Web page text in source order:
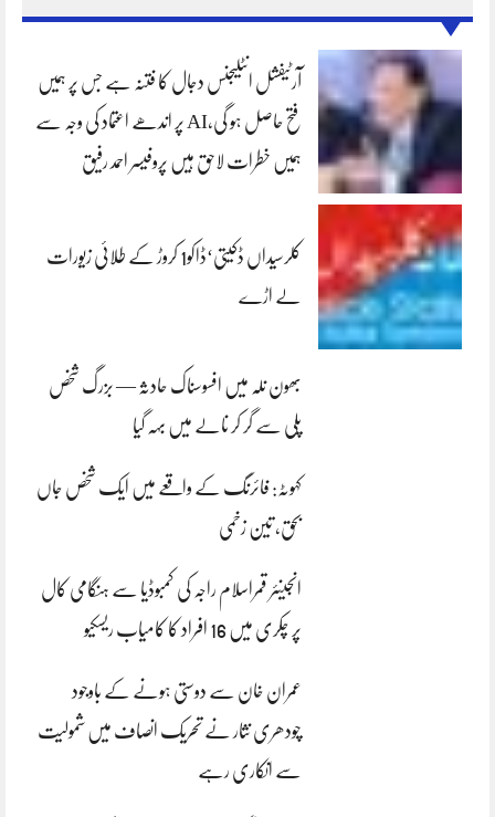
آرٹیفشل انٹلیجنس دجال کا فتنہ ہے جس پر ہمیں
فتح حاصل ہو گی،AI پر اندھے اعتماد کی وجہ سے
ہمیں خطرات لاحق ہیں پروفیسر احمد رفیق
کلرسیداں ڈکیتی‘ڈاکو1 کروڑ کے طلائی زیورات
لے اڑے
بھون نلہ میں افسوسناک حادثہ — بزرگ شخص
پلی سے گر کر نالے میں بہہ گیا
کہوٹہ: فائرنگ کے واقعے میں ایک شخص جاں
بحق، تین زخمی
انجینئر قمراسلام راجہ کی کمبوڈیا سے ہنگامی کال
پر چکری میں 16 افراد کا کامیاب ریسکیو
عمران خان سے دوستی ہونے کے باوجود
چودھری نثار نے تحریک انصاف میں شمولیت
سے انکاری رہے